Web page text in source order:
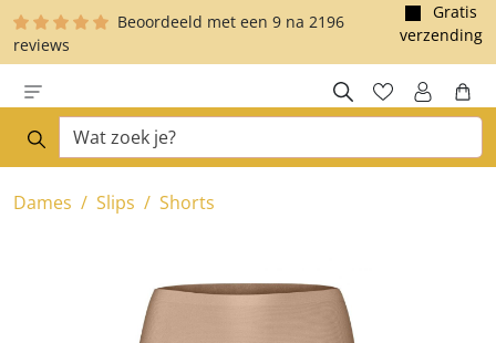
hoofdinhoud Beoordeeld met een 9 na 2196
reviews
Gratis
verzending
Dames Slips Shorts
Toestemmingsvenster geopend